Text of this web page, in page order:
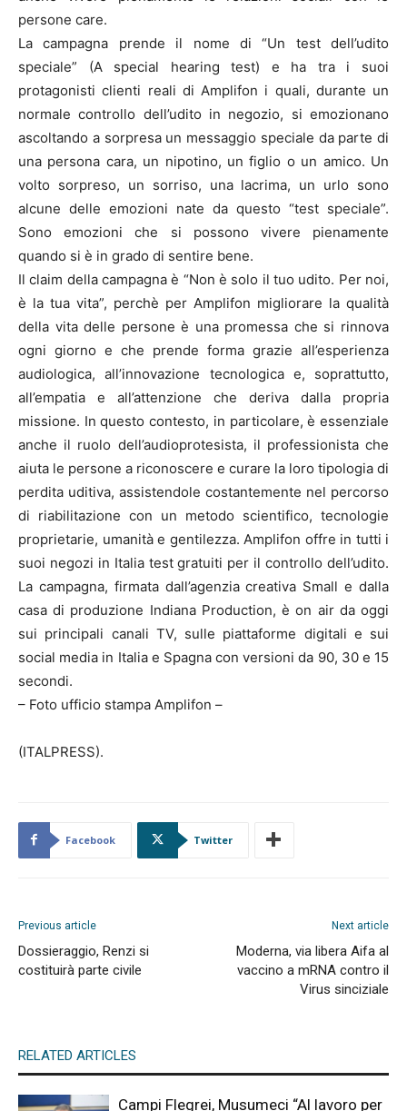
persone care.
La campagna prende il nome di “Un test dell’udito
speciale” (A special hearing test) e ha tra i suoi
protagonisti clienti reali di Amplifon i quali, durante un
normale controllo dell’udito in negozio, si emozionano
ascoltando a sorpresa un messaggio speciale da parte di
una persona cara, un nipotino, un figlio o un amico. Un
volto sorpreso, un sorriso, una lacrima, un urlo sono
alcune delle emozioni nate da questo “test speciale”.
Sono emozioni che si possono vivere pienamente
quando si è in grado di sentire bene.
Il claim della campagna è “Non è solo il tuo udito. Per noi,
è la tua vita”, perchè per Amplifon migliorare la qualità
della vita delle persone è una promessa che si rinnova
ogni giorno e che prende forma grazie all’esperienza
audiologica, all’innovazione tecnologica e, soprattutto,
all’empatia e all’attenzione che deriva dalla propria
missione. In questo contesto, in particolare, è essenziale
anche il ruolo dell’audioprotesista, il professionista che
aiuta le persone a riconoscere e curare la loro tipologia di
perdita uditiva, assistendole costantemente nel percorso
di riabilitazione con un metodo scientifico, tecnologie
proprietarie, umanità e gentilezza. Amplifon offre in tutti i
suoi negozi in Italia test gratuiti per il controllo dell’udito.
La campagna, firmata dall’agenzia creativa Small e dalla
casa di produzione Indiana Production, è on air da oggi
sui principali canali TV, sulle piattaforme digitali e sui
social media in Italia e Spagna con versioni da 90, 30 e 15
secondi.
– Foto ufficio stampa Amplifon –
(ITALPRESS).
Facebook Twitter
Previous article
Dossieraggio, Renzi si
costituirà parte civile
Next article
Moderna, via libera Aifa al
vaccino a mRNA contro il
Virus sinciziale
RELATED ARTICLES
Campi Flegrei, Musumeci “Al lavoro per